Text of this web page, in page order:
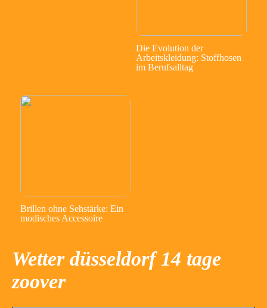
Die Evolution der
Arbeitskleidung: Stoffhosen
im Berufsalltag
Brillen ohne Sehstärke: Ein
modisches Accessoire
Wetter düsseldorf 14 tage
zoover